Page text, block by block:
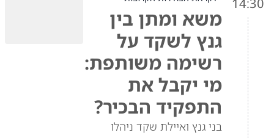
14:30
משא ומתן בין
גנץ לשקד על
רשימה משותפת:
מי יקבל את
התפקיד הבכיר?
בני גנץ ואיילת שקד ניהלו